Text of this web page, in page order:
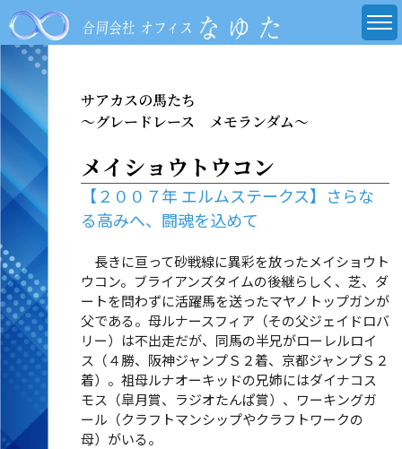
サアカスの馬たち
～グレードレース メモランダム～
メイショウトウコン
【２００７年 エルムステークス】さらな
る高みへ、闘魂を込めて
長きに亘って砂戦線に異彩を放ったメイショウト
ウコン。ブライアンズタイムの後継らしく、芝、ダ
ートを問わずに活躍馬を送ったマヤノトップガンが
父である。母ルナースフィア（その父ジェイドロバ
リー）は不出走だが、同馬の半兄がローレルロイ
ス（４勝、阪神ジャンプＳ２着、京都ジャンプＳ２
着）。祖母ルナオーキッドの兄姉にはダイナコス
モス（皐月賞、ラジオたんぱ賞）、ワーキングガ
ール（クラフトマンシップやクラフトワークの
母）がいる。